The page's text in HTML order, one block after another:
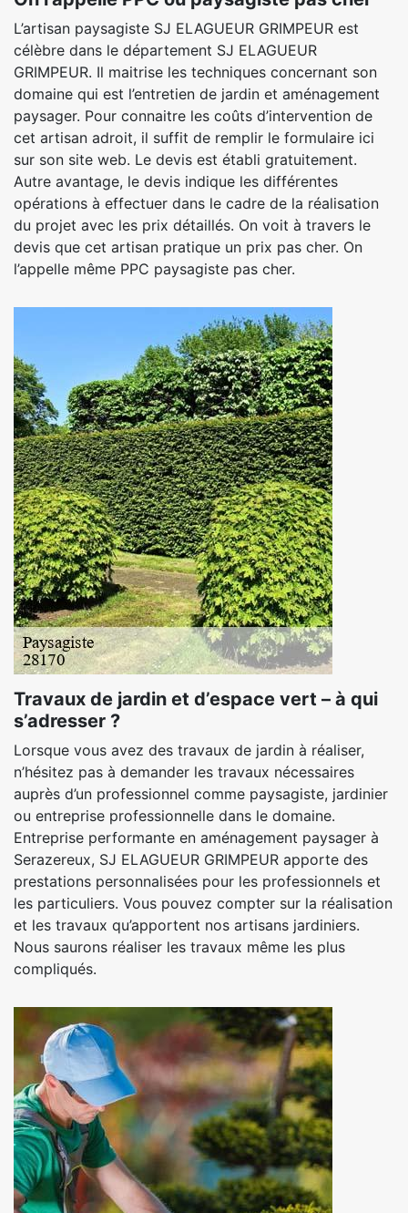
L’artisan paysagiste SJ ELAGUEUR GRIMPEUR est
célèbre dans le département SJ ELAGUEUR
GRIMPEUR. Il maitrise les techniques concernant son
domaine qui est l’entretien de jardin et aménagement
paysager. Pour connaitre les coûts d’intervention de
cet artisan adroit, il suffit de remplir le formulaire ici
sur son site web. Le devis est établi gratuitement.
Autre avantage, le devis indique les différentes
opérations à effectuer dans le cadre de la réalisation
du projet avec les prix détaillés. On voit à travers le
devis que cet artisan pratique un prix pas cher. On
l’appelle même PPC paysagiste pas cher.
Travaux de jardin et d’espace vert – à qui
s’adresser ?
Lorsque vous avez des travaux de jardin à réaliser,
n’hésitez pas à demander les travaux nécessaires
auprès d’un professionnel comme paysagiste, jardinier
ou entreprise professionnelle dans le domaine.
Entreprise performante en aménagement paysager à
Serazereux, SJ ELAGUEUR GRIMPEUR apporte des
prestations personnalisées pour les professionnels et
les particuliers. Vous pouvez compter sur la réalisation
et les travaux qu’apportent nos artisans jardiniers.
Nous saurons réaliser les travaux même les plus
compliqués.